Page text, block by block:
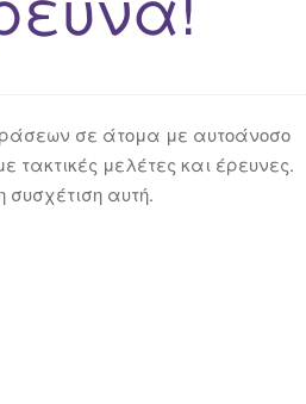
σε άτομα με αυτοάνοσο
τακτικές μελέτες και έρευνες.
αυτή.